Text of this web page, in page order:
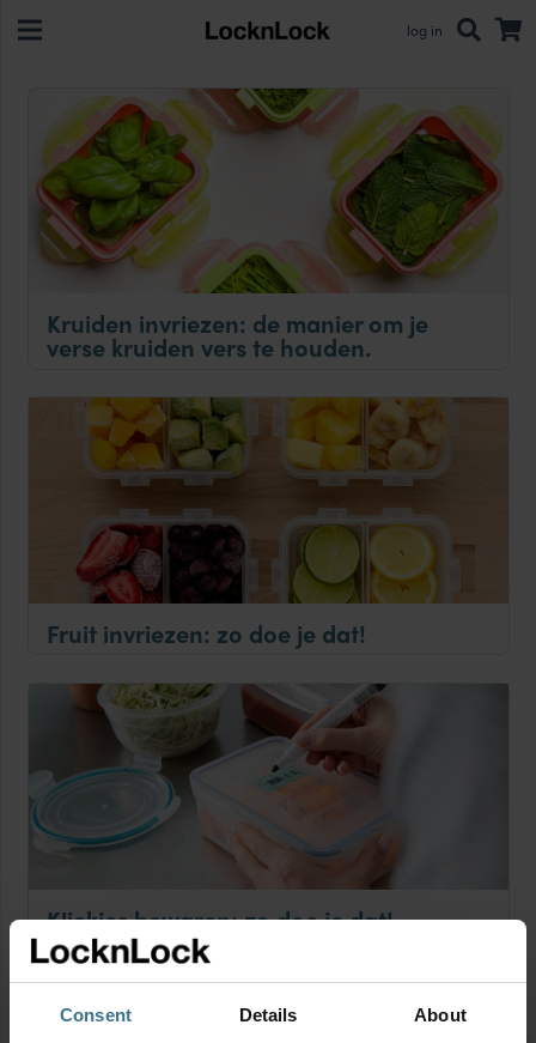
Consent Details About
log in
Kruiden invriezen: de manier om je
verse kruiden vers te houden.
Fruit invriezen: zo doe je dat!
Kliekjes bewaren: zo doe je dat!